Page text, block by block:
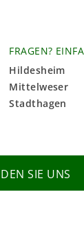
FRAGEN?
Hildesheim
Mittelweser
Stadthagen
SIE UNS